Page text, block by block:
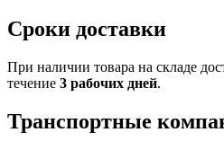
Сроки доставки
При наличии товара на складе
течение 3 рабочих дней.
Транспортные